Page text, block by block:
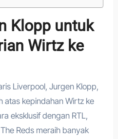
Klopp untuk
Wirtz ke
Liverpool, Jurgen Klopp,
atas kepindahan Wirtz ke
eksklusif dengan RTL,
Reds meraih banyak